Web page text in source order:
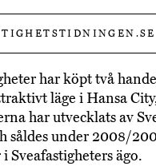
har köpt två
läge i Hansa
har utvecklats av
såldes under 2008/
Sveafastigheters ägo.